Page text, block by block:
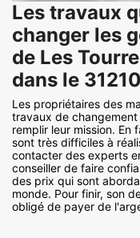
Les travaux
changer les
de Les
dans le 31210
Les propriétaires des
travaux de
remplir leur mission. En
sont très difficiles à
contacter des experts
conseiller de faire
des prix qui sont
monde. Pour finir, son
obligé de payer de